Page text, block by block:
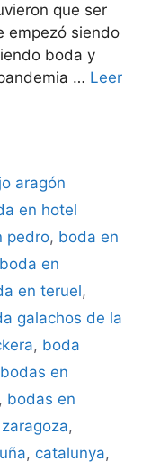
que ser
empezó siendo
boda y
… Leer
aragón
en hotel
pedro, boda en
boda en
en teruel,
galachos de la
, boda
bodas en
, bodas en
,
, catalunya,